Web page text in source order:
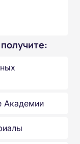
Академии